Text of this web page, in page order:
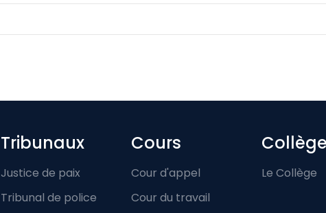
Footer-menu
Tribunaux
Justice de paix
Tribunal de police
Cours
Cour d'appel
Cour du travail
Collège
Le Collège